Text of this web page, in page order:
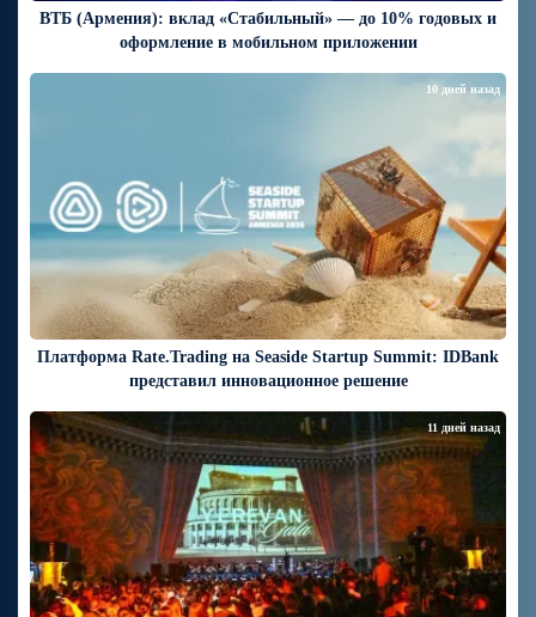
ВТБ (Армения): вклад «Стабильный» — до 10% годовых и
оформление в мобильном приложении
Платформа Rate.Trading на Seaside Startup Summit: IDBank
представил инновационное решение
10 дней назад
11 дней назад